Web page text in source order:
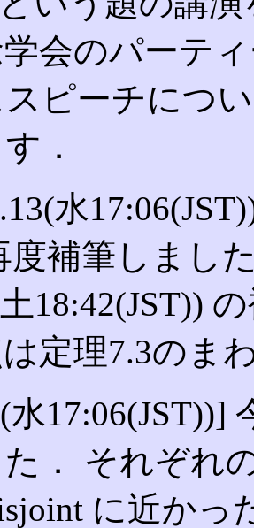
会のパーテ
スピーチにつ
．
水
度補筆しまし
18:42(JST))
定理7.3のま
水17:06(JST))]
． それぞれ
に近かっ